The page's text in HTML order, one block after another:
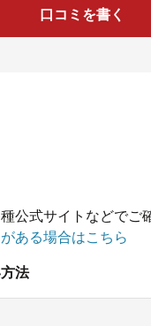
口コミを書く
公式サイトなどでご
ある場合はこちら
法